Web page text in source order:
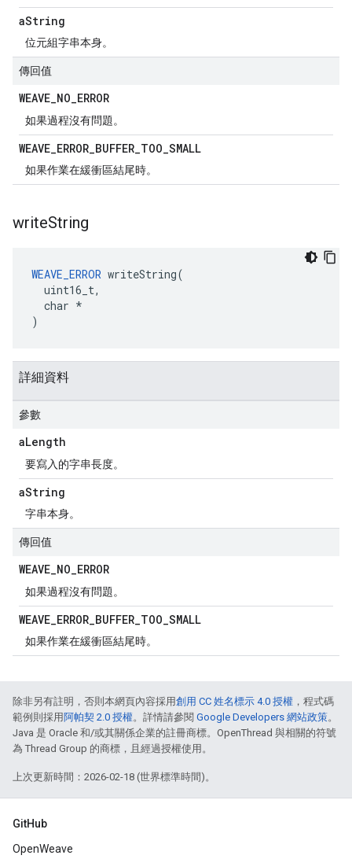
aString
位元組字串本身。
傳回值
WEAVE_NO_ERROR
如果過程沒有問題。
WEAVE_ERROR_BUFFER_TOO_SMALL
如果作業在緩衝區結尾時。
writeString
WEAVE_ERROR writeString(
  uint16_t,
  char *
)
詳細資料
參數
aLength
要寫入的字串長度。
aString
字串本身。
傳回值
WEAVE_NO_ERROR
如果過程沒有問題。
WEAVE_ERROR_BUFFER_TOO_SMALL
如果作業在緩衝區結尾時。
除非另有註明，否則本網頁內容採用創用 CC 姓名標示 4.0 授權 ，程式碼
範例則採用 阿帕契 2.0 授權。詳情請參閱 Google Developers 網站政策。
Java 是 Oracle 和/或其關係企業的註冊商標。OpenThread 與相關的符號
為 Thread Group 的商標，且經過授權使用。
上次更新時間：2026-02-18 (世界標準時間)。
GitHub
OpenWeave